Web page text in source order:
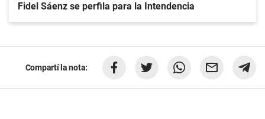
Fidel Sáenz se perfila para la Intendencia
Compartí la nota: